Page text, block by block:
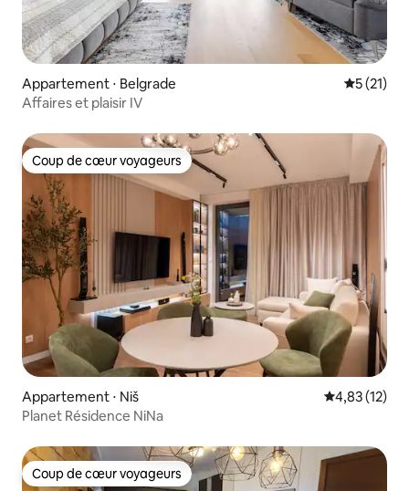
Appartement ⋅ Belgrade
5 (21)
Affaires et plaisir IV
Coup de cœur voyageurs
Coup de cœur voyageurs
Appartement ⋅ Niš Évaluation
4,83 (12)
Planet Résidence NiNa
Coup de cœur voyageurs
Coup de cœur voyageurs